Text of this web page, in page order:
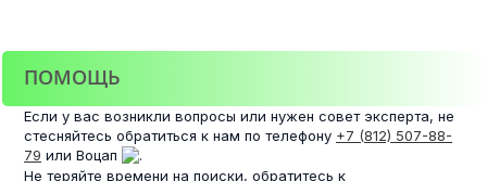
ПОМОЩЬ
Если у вас возникли вопросы или нужен совет эксперта, не
стесняйтесь обратиться к нам по телефону +7 (812) 507-88-
79 или Воцап
.
Не теряйте времени на поиски, обратитесь к